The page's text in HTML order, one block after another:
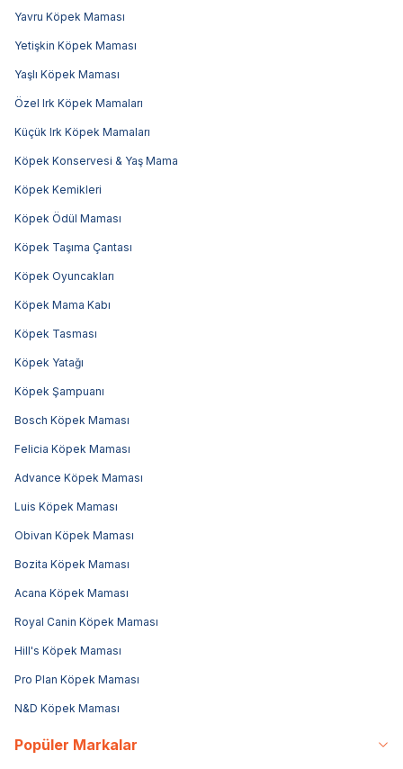
Yavru Köpek Maması
Yetişkin Köpek Maması
Yaşlı Köpek Maması
Özel Irk Köpek Mamaları
Küçük Irk Köpek Mamaları
Köpek Konservesi & Yaş Mama
Köpek Kemikleri
Köpek Ödül Maması
Köpek Taşıma Çantası
Köpek Oyuncakları
Köpek Mama Kabı
Köpek Tasması
Köpek Yatağı
Köpek Şampuanı
Bosch Köpek Maması
Felicia Köpek Maması
Advance Köpek Maması
Luis Köpek Maması
Obivan Köpek Maması
Bozita Köpek Maması
Acana Köpek Maması
Royal Canin Köpek Maması
Hill's Köpek Maması
Pro Plan Köpek Maması
N&D Köpek Maması
Popüler Markalar